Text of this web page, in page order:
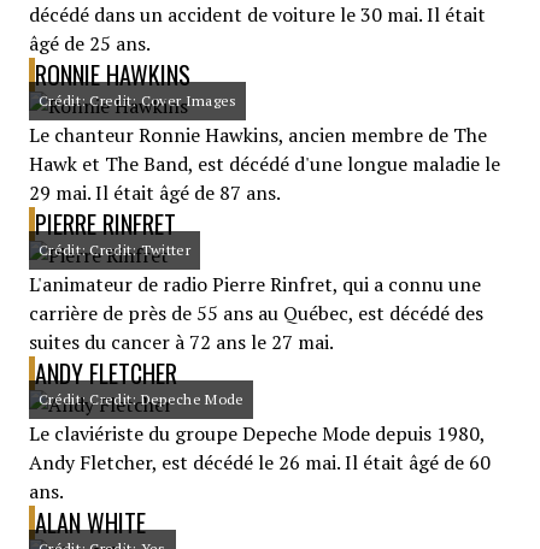
décédé dans un accident de voiture le 30 mai. Il était
âgé de 25 ans.
RONNIE HAWKINS
Crédit: Credit: Cover Images
Le chanteur Ronnie Hawkins, ancien membre de The
Hawk et The Band, est décédé d'une longue maladie le
29 mai. Il était âgé de 87 ans.
PIERRE RINFRET
Crédit: Credit: Twitter
L'animateur de radio Pierre Rinfret, qui a connu une
carrière de près de 55 ans au Québec, est décédé des
suites du cancer à 72 ans le 27 mai.
ANDY FLETCHER
Crédit: Credit: Depeche Mode
Le claviériste du groupe Depeche Mode depuis 1980,
Andy Fletcher, est décédé le 26 mai. Il était âgé de 60
ans.
ALAN WHITE